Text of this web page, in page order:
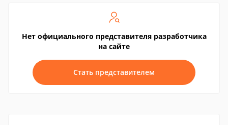
Нет официального представителя разработчика
на сайте
Стать представителем